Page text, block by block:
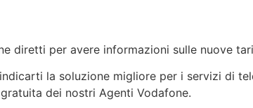
diretti per avere informazioni sulle nuove
la soluzione migliore per i servizi di
dei nostri Agenti Vodafone.